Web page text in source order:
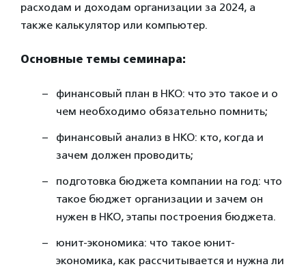
расходам и доходам организации за 2024, а
также калькулятор или компьютер.
Основные темы семинара:
финансовый план в НКО: что это такое и о
чем необходимо обязательно помнить;
финансовый анализ в НКО: кто, когда и
зачем должен проводить;
подготовка бюджета компании на год: что
такое бюджет организации и зачем он
нужен в НКО, этапы построения бюджета.
юнит-экономика: что такое юнит-
экономика, как рассчитывается и нужна ли